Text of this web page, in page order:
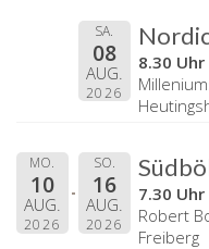
SA.
08
AUG.
2026
8.30 Uhr
MO.
10
AUG.
2026
SO.
16
AUG.
2026
7.30 Uhr
Robert
Freiberg